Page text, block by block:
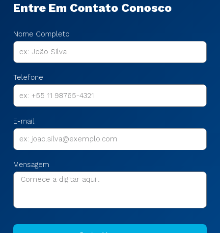
Entre Em Contato Conosco
Nome Completo
Telefone
E-mail
Mensagem